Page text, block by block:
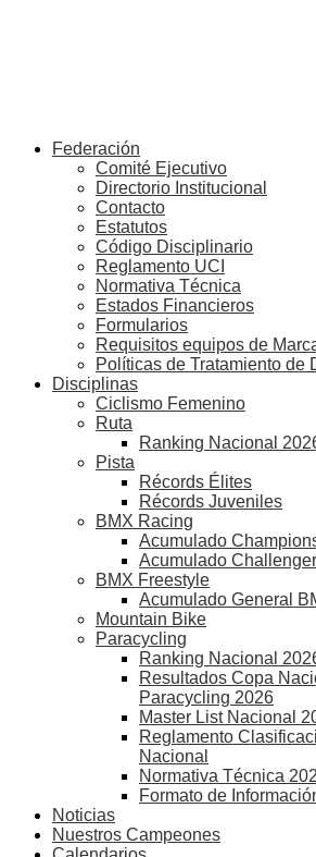
Federación
Comité Ejecutivo
Directorio Institucional
Contacto
Estatutos
Código Disciplinario
Reglamento UCI
Normativa Técnica
Estados Financieros
Formularios
Requisitos equipos de
Políticas de Tratamiento de
Disciplinas
Ciclismo Femenino
Ruta
Ranking Nacional
Pista
Récords Élites
Récords Juveniles
BMX Racing
Acumulado
Acumulado
BMX Freestyle
Acumulado General
Mountain Bike
Paracycling
Ranking Nacional
Resultados Copa
Paracycling 2026
Master List Nacional
Reglamento
Nacional
Normativa Técnica
Formato de
Noticias
Nuestros Campeones